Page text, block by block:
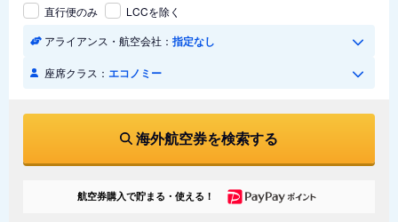
直行便のみ
LCCを除く
アライアンス・航空会社： 指定なし
座席クラス： エコノミー
海外航空券を検索する
航空券購入で貯まる・使える！